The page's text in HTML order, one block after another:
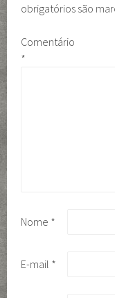
obrigatórios são
Comentário
*
Nome *
E-mail *